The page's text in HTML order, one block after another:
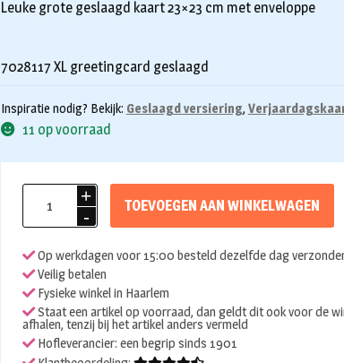
Leuke grote geslaagd kaart 23×23 cm met enveloppe
7028117 XL greetingcard geslaagd
Inspiratie nodig? Bekijk: Geslaagd versiering,
11 op voorraad
geslaagd
aantal
TOEVOEGEN AAN WINKELWAGEN
Op werkdagen voor 15:00 besteld dezelfde dag
Veilig betalen
Fysieke winkel in Haarlem
Staat een artikel op voorraad, dan geldt dit ook voor de
afhalen, tenzij bij het artikel anders vermeld
Hofleverancier: een begrip sinds 1901